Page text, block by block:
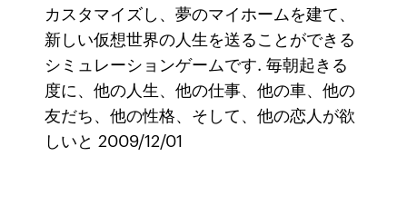
カスタマイズし、夢のマイホームを建て、
新しい仮想世界の人生を送ることができる
シミュレーションゲームです. 毎朝起きる
度に、他の人生、他の仕事、他の車、他の
友だち、他の性格、そして、他の恋人が欲
しいと 2009/12/01